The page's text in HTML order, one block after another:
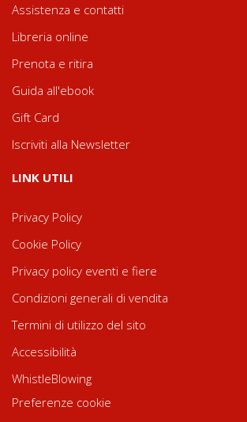
Assistenza e contatti
Libreria online
Prenota e ritira
Guida all'ebook
Gift Card
Iscriviti alla Newsletter
LINK UTILI
Privacy Policy
Cookie Policy
Privacy policy eventi e fiere
Condizioni generali di vendita
Termini di utilizzo del sito
Accessibilità
WhistleBlowing
Preferenze cookie